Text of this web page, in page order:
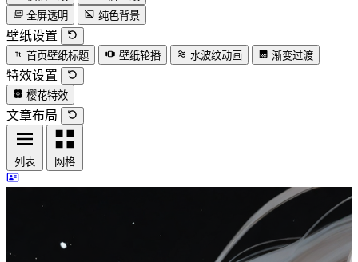
全屏透明
纯色背景
壁纸设置
首页壁纸标题 壁纸轮播 水波纹动画 渐变过渡
特效设置
樱花特效
文章布局
列表 网格